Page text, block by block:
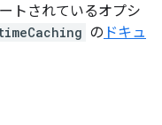
トされているオプシ
の ドキュ